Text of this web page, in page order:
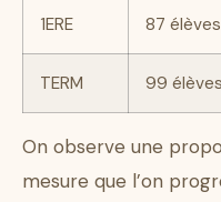
1ERE 87 élèves
TERM 99 élèves
On observe une
mesure que l’on